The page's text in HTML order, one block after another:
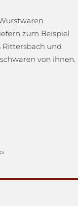
zum Beispiel
Rittersbach und
von ihnen.